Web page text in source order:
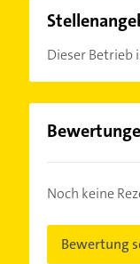
Dieser Betrieb
Noch keine
Bewertung